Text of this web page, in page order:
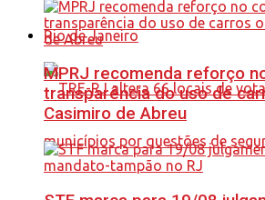
Rio de Janeiro
MPRJ recomenda reforço
transparência do uso de
Casimiro de Abreu